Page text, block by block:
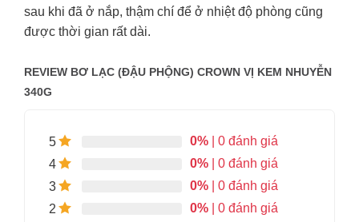
sau khi đã ở nắp, thậm chí để ở nhiệt độ phòng cũng
được thời gian rất dài.
REVIEW BƠ LẠC (ĐẬU PHỘNG) CROWN VỊ KEM NHUYỄN
340G
5 0% | 0 đánh giá
4
0% | 0 đánh giá
3
0% | 0 đánh giá
2
0% | 0 đánh giá